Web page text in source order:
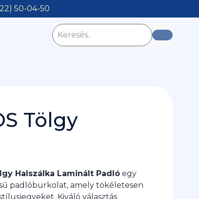
50-04-50
Tölgy
Halszálka Laminált Padlóegy
padlóburkolat, amely tökéletesen
Kiváló választás